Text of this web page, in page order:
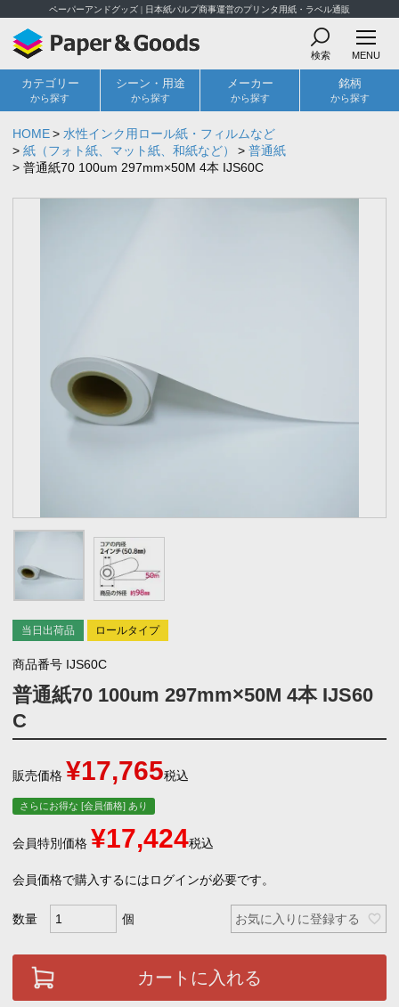
ペーパーアンドグッズ | 日本紙パルプ商事運営のプリンタ用紙・ラベル通販
検索 MENU
カテゴリー
から探す
シーン・用途
から探す
メーカー
から探す
銘柄
から探す
HOME
水性インク用ロール紙・フィルムなど
紙（フォト紙、マット紙、和紙など）
普通紙
普通紙70 100um 297mm×50M 4本 IJS60C
当日出荷品 ロールタイプ
商品番号 IJS60C
普通紙70 100um 297mm×50M 4本 IJS60
C
販売価格 ¥17,765税込
さらにお得な [会員価格] あり
会員特別価格 ¥17,424税込
会員価格で購入するにはログインが必要です。
お気に入りに登録する
カートに入れる